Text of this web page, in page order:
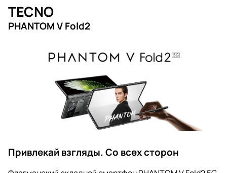
TECNO
PHANTOM V Fold2
Привлекай взгляды. Со всех сторон